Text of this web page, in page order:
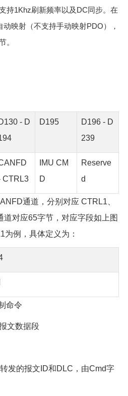
持1Khz刷新频率以及 DC同步。在
动映射（不支持手动映射PDO），
。
- D
D195
D196 - D
239
CTRL3
IMU CM
D
Reserve
d
通道，分别对应 CTRL1、
对应65字节，对应字段如上图
为例，具体定义为：
命令
文数据段
发的报文ID和DLC，由Cmd字